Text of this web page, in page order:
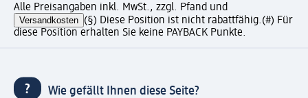
Alle Preisangaben inkl. MwSt., zzgl. Pfand und
Versandkosten (§) Diese Position ist nicht rabattfähig.(#) Für
diese Position erhalten Sie keine PAYBACK Punkte.
Wie gefällt Ihnen diese Seite?